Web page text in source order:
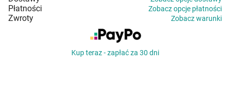
Płatności Zobacz opcje płatności
Zwroty Zobacz warunki
Kup teraz - zapłać za 30 dni